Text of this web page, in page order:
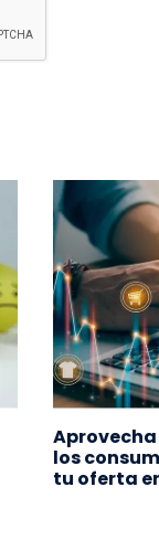
los
tu oferta